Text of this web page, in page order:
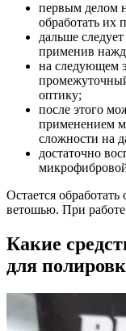
первым делом
обработать их
дальше
применив
на следующем
оптику;
после этого
применением
сложности на
достаточно
Остается
ветошью. При
Какие
для